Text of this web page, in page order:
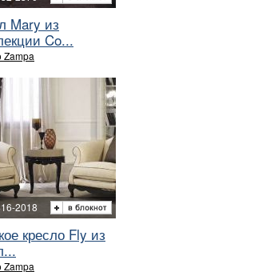
Mary из
Co...
Zampa
2018
кресло Fly из
Zampa